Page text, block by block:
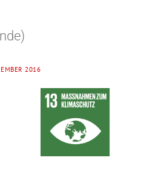
2016